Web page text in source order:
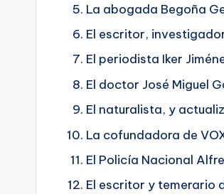
La abogada Begoña
El escritor,
El periodista Iker
El doctor José Miguel
El naturalista, y
La cofundadora de
El Policía Nacional
El escritor y temerario